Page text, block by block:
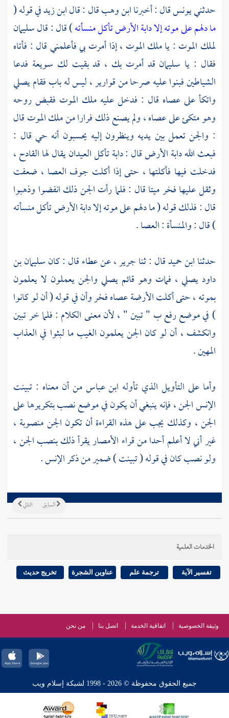
حدثنييونسقال : أخبرناابن وهبقال : قالابن زيدفي قوله (
ما دلهم على موته إلا دابة الأرض تأكل منسأته) قال : قال سليمان
لملك الموت : يا ملك الموت ، إذا أمرت بي فأعلمني قال : فأتاه
فقال : يا سليمان قد أمرت بك ، قد بقيت لك سويعة فدعا
الشياطين فبنوا عليه صرحا من قوارير ، ليس له باب فقام يصلي
واتكأ على عصاه قال : فدخل عليه ملك الموت فقبض روحه
وهو متكئ على عصاه ، ولم يصنع ذلك فرارا من ملك الموت قال
: والجن تعمل بين يديه وينظرون إليه يحسبون أنه حي قال :
فبعث الله دابة الأرض قال : دابة تأكل العيدان يقال لها القادح ،
فدخلت فيها فأكلتها ، حتى إذا أكلت جوف العصا ، ضعفت
وثقل عليها فخر ميتا قال : فلما رأت الجن ذلك انفضوا وذهبوا
قال : فذلك قوله ( ما دلهم على موته إلا دابة الأرض تأكل منسأته
) قال : والمنسأة : العصا .
حدثناابن حميدقال : ثناجرير ،عنعطاءقال : كانسليمان بن
داوديصلي ، فمات وهو قائم يصلي والجن يعملون لا يعلمون
بموته ، حتى أكلت الأرضة عصاه فخر وأن في قوله ( أن لو كانوا
) في موضع رفع ب " تبين " ، لأن معنى الكلام : فلما خر تبين
وانكشف ، أن لو كان الجن يعلمون الغيب ما لبثوا في العذاب
المهين .
وأما على التأويل الذي تأوله ابن عباسمن أن معناه : تبينت
الإنس الجن ، فإنه ينبغي أن يكون في موضع نصب بتكريرها على
الجن ، وكذلك يجب على هذه القراءة أن تكون الجن منصوبة ،
غير أني لا أعلم أحدا من قراء الأمصار يقرأ ذلك بنصب الجن ،
ولو نصب كان في قوله ( تبينت ) ضمير من ذكر الإنس .
التالي السابق
الخدمات العلمية
تفسير الآية ترجمة علم عناوين الشجرة تخريج حديث
وثيقة الخصوصية اتفاقية الخدمة اتصل بنا من نحن
جميع الحقوق محفوظة © 2026 - 1998 لشبكة إسلام ويب